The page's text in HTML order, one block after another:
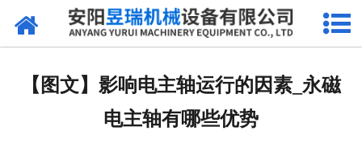
网站首页
【图文】影响电主轴运行的因素_永磁
电主轴有哪些优势